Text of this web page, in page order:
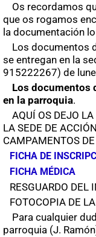
Os recordamos
que os rogamos
la documentación
Los documentos
se entregan en la
915222267) de
Los documentos
en la parroquia.
AQUÍ OS DEJO
LA SEDE DE
CAMPAMENTOS
FICHA DE
FICHA MÉDICA
RESGUARDO DEL
FOTOCOPIA DE
Para cualquier
parroquia (J.